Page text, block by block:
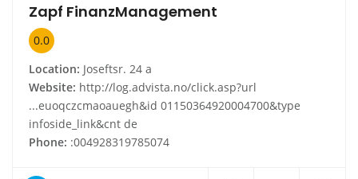
Zapf FinanzManagement
0.0
Location: Joseftsr. 24 a
Website: http://log.advista.no/click.asp?url
...euoqczcmaoauegh&id 01150364920004700&type
infoside_link&cnt de
Phone: :004928319785074